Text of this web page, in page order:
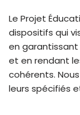
Le Projet
dispositifs qui
en
et en rendant
cohérents.
leurs spécifiés